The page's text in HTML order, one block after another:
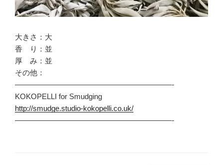
大きさ：大
香 り：並
厚 み：並
その他：
—————————————————————-
KOKOPELLI for Smudging
http://smudge.studio-kokopelli.co.uk/
—————————————————————-